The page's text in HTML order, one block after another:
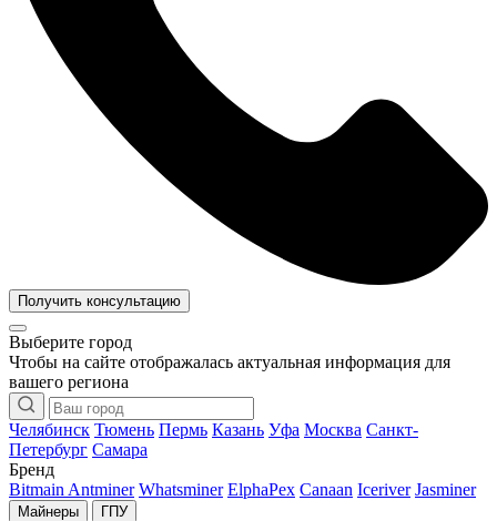
Получить консультацию
Выберите город
Чтобы на сайте отображалась актуальная информация для
вашего региона
Челябинск Тюмень Пермь Казань Уфа Москва Санкт-
Петербург Самара
Бренд
Bitmain Antminer Whatsminer ElphaPex Canaan Iceriver Jasminer
Майнеры ГПУ